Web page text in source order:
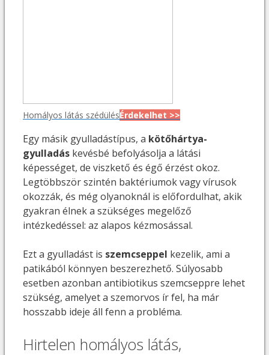
Homályos látás szédülésÉrdekelhet >>
Egy másik gyulladástípus, a kötőhártya-
gyulladás kevésbé befolyásolja a látási
képességet, de viszkető és égő érzést okoz.
Legtöbbször szintén baktériumok vagy vírusok
okozzák, és még olyanoknál is előfordulhat, akik
gyakran élnek a szükséges megelőző
intézkedéssel: az alapos kézmosással.
Ezt a gyulladást is szemcseppel kezelik, ami a
patikából könnyen beszerezhető. Súlyosabb
esetben azonban antibiotikus szemcseppre lehet
szükség, amelyet a szemorvos ír fel, ha már
hosszabb ideje áll fenn a probléma.
Hirtelen homályos látás,